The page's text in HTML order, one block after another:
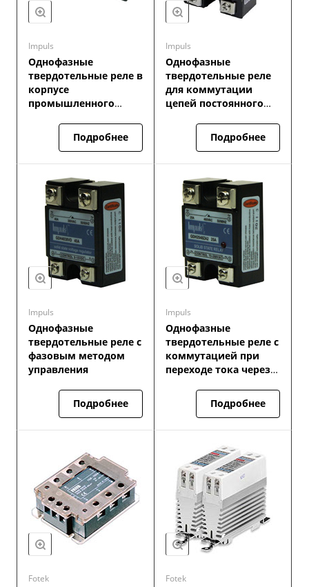
Impuls
Однофазные
твердотельные реле в
корпусе
промышленного
Подробнее
Impuls
Однофазные
твердотельные реле
для коммутации
цепей постоянного
Подробнее
Impuls
Однофазные
твердотельные реле с
фазовым методом
управления
Подробнее
Impuls
Однофазные
твердотельные реле с
коммутацией при
переходе тока через
Подробнее
Fotek Fotek